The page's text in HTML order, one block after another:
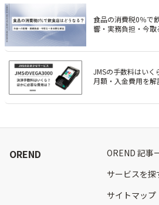
食品の消費税0％で
響・実務負担・今
JMSの手数料はいく
月額・入金費用を解
OREND
OREND 記事
サービスを探
サイトマップ